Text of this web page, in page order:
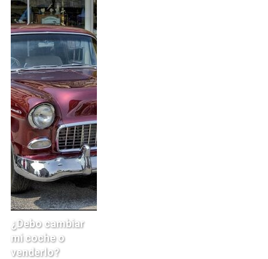
¿Debo cambiar
mi coche o
venderlo?